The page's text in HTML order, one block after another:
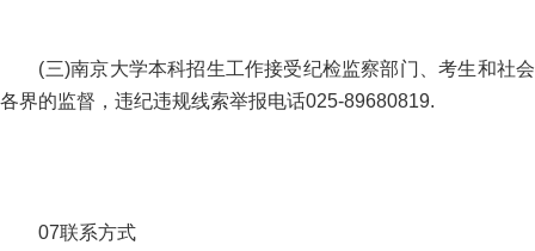
(三)南京大学本科招生工作接受纪检监察部门、考生和社会
各界的监督，违纪违规线索举报电话025-89680819.
07联系方式